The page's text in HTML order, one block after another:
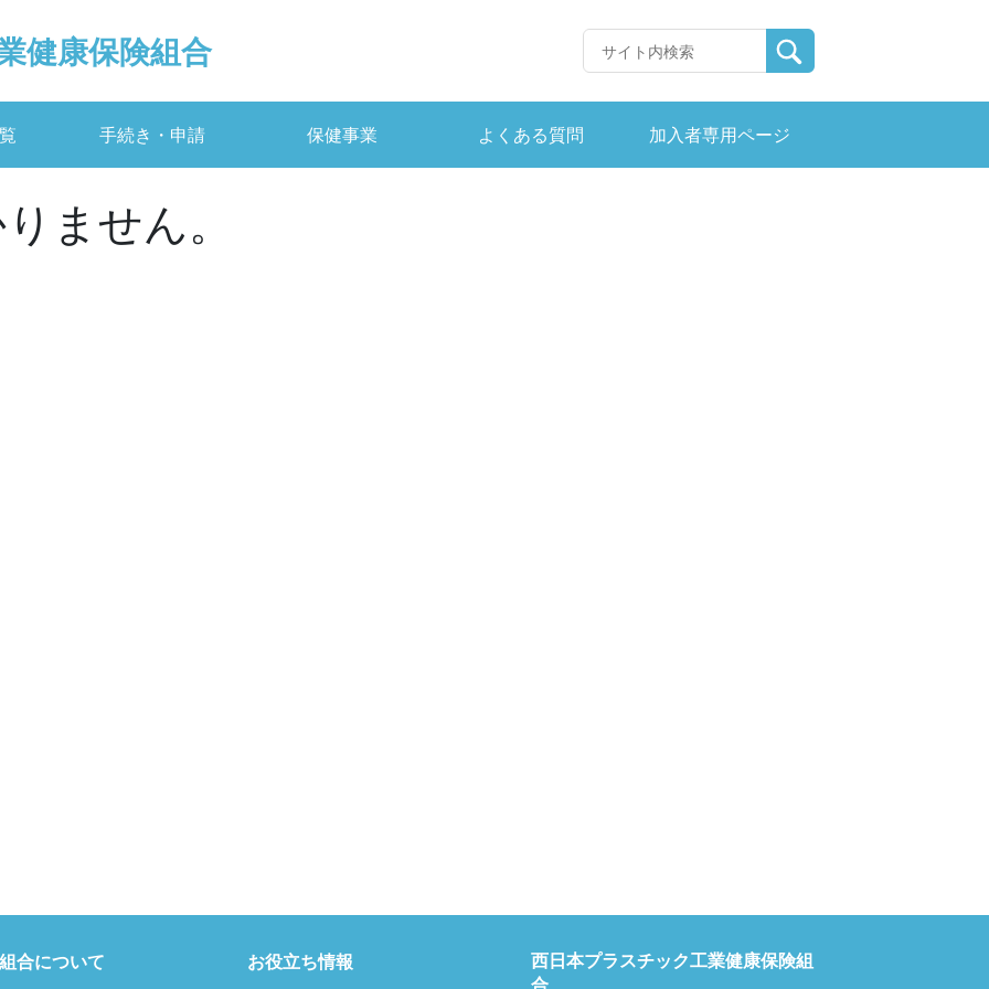
健康保険組合
手続き・申請 保健事業 よくある質問 加入者専用ページ
ません。
合について お役立ち情報
西日本プラスチック工業健康保険組